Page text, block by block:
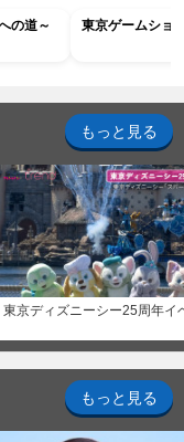
の道～ 東京ゲームショ
もっと見る
東京ディズニーシー25周年イ
もっと見る